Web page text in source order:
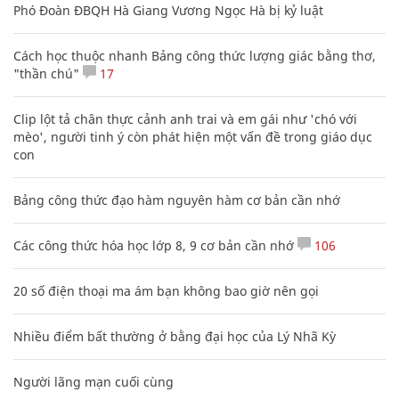
Phó Đoàn ĐBQH Hà Giang Vương Ngọc Hà bị kỷ luật
Cách học thuộc nhanh Bảng công thức lượng giác bằng thơ,
"thần chú"
17
Clip lột tả chân thực cảnh anh trai và em gái như 'chó với
mèo', người tinh ý còn phát hiện một vấn đề trong giáo dục
con
Bảng công thức đạo hàm nguyên hàm cơ bản cần nhớ
Các công thức hóa học lớp 8, 9 cơ bản cần nhớ 106
20 số điện thoại ma ám bạn không bao giờ nên gọi
Nhiều điểm bất thường ở bằng đại học của Lý Nhã Kỳ
Người lãng mạn cuối cùng